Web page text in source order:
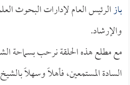
بازالرئيس العام لإدارات البحوث
والإرشاد.
مع مطلع هذه الحلقة نرحب بسماحة
السادة المستمعين، فأهلاً وسهلاً